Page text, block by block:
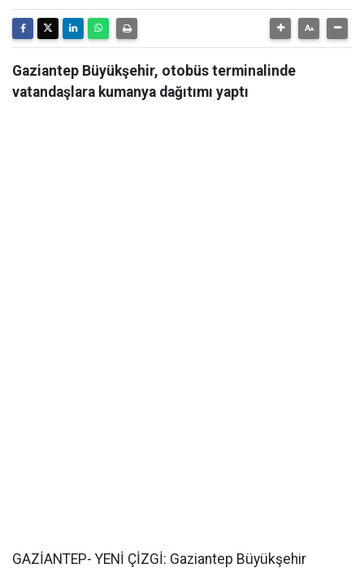
Gaziantep Büyükşehir, otobüs terminalinde
vatandaşlara kumanya dağıtımı yaptı
GAZİANTEP- YENİ ÇİZGİ: Gaziantep Büyükşehir